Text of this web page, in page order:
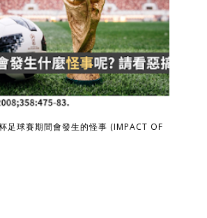
足球賽期間會發生的怪事 (IMPACT OF